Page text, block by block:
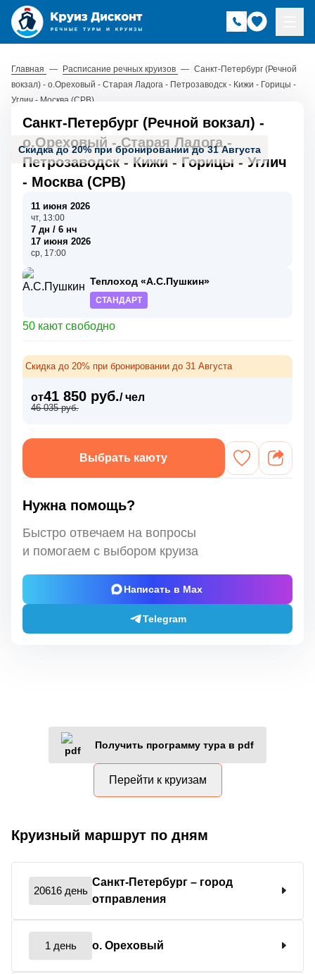
Главная — Расписание речных круизов — Санкт-Петербург (Речной
вокзал) - о.Ореховый - Старая Ладога - Петрозаводск - Кижи - Горицы -
Углич - Москва (СРВ)
Скидка до 20% при бронировании до 31 Августа
Санкт-Петербург (Речной вокзал) -
о.Ореховый - Старая Ладога -
Петрозаводск - Кижи - Горицы - Углич
- Москва (СРВ)
11 июня 2026
чт, 13:00
7 дн / 6 нч
17 июня 2026
ср, 17:00
Теплоход «А.С.Пушкин»
СТАНДАРТ
50 кают свободно
Скидка до 20% при бронировании до 31 Августа
от41 850 руб./ чел
46 035 руб.
Выбрать каюту
Нужна помощь?
Быстро отвечаем на вопросы
и помогаем с выбором круиза
Написать в Max
Telegram
Получить программу тура в pdf
Перейти к круизам
Круизный маршрут по дням
20616 день
Санкт-Петербург – город
отправления
1 день о. Ореховый